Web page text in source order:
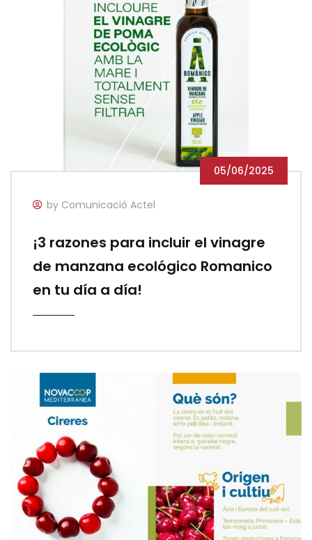
05/06/2025
by Comunicació Actel
¡3 razones para incluir el vinagre
de manzana ecológico Romanico
en tu día a día!